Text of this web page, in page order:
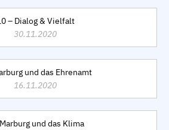
– Dialog & Vielfalt
30.11.2020
und das Ehrenamt
16.11.2020
und das Klima